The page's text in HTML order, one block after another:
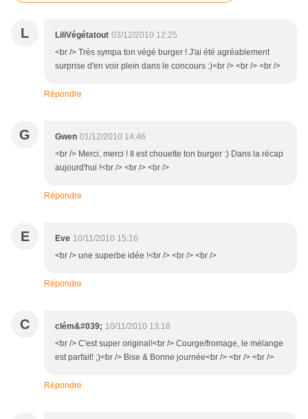
L LiliVégétatout 03/12/2010 12:25
<br /> Très sympa ton végé burger ! J'ai été agréablement
surprise d'en voir plein dans le concours :)<br /> <br /> <br />
Répondre
G Gwen 01/12/2010 14:46
<br /> Merci, merci ! Il est chouette ton burger :) Dans la récap
aujourd'hui !<br /> <br /> <br />
Répondre
E Eve 10/11/2010 15:16
<br /> une superbe idée !<br /> <br /> <br />
Répondre
C clém&#039; 10/11/2010 13:18
<br /> C'est super original!<br /> Courge/fromage, le mélange
est parfait! ;)<br /> Bise & Bonne journée<br /> <br /> <br />
Répondre